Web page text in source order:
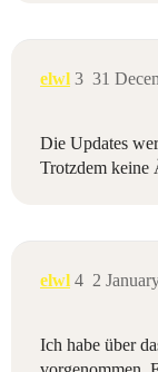
elwl 31
3
Die Updates
Trotzdem keine
elwl 2
4
Ich habe über